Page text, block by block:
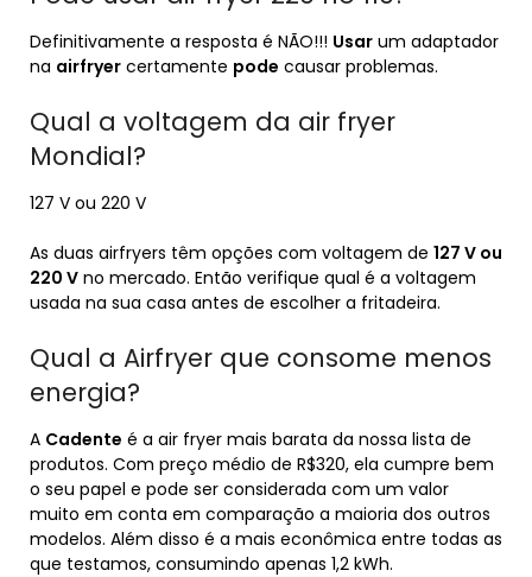
Definitivamente a resposta é NÃO!!! Usar um adaptador
na airfryer certamente pode causar problemas.
Qual a voltagem da air fryer
Mondial?
127 V ou 220 V
As duas airfryers têm opções com voltagem de 127 V ou
220 V no mercado. Então verifique qual é a voltagem
usada na sua casa antes de escolher a fritadeira.
Qual a Airfryer que consome menos
energia?
A Cadente é a air fryer mais barata da nossa lista de
produtos. Com preço médio de R$320, ela cumpre bem
o seu papel e pode ser considerada com um valor
muito em conta em comparação a maioria dos outros
modelos. Além disso é a mais econômica entre todas as
que testamos, consumindo apenas 1,2 kWh.